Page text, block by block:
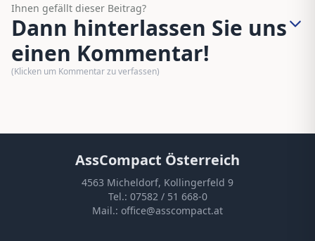
Ihnen gefällt dieser Beitrag?
Dann hinterlassen Sie uns
einen Kommentar!
(Klicken um Kommentar zu verfassen)
AssCompact Österreich
4563 Micheldorf, Kollingerfeld 9
Tel.: 07582 / 51 668-0
Mail.: office@asscompact.at